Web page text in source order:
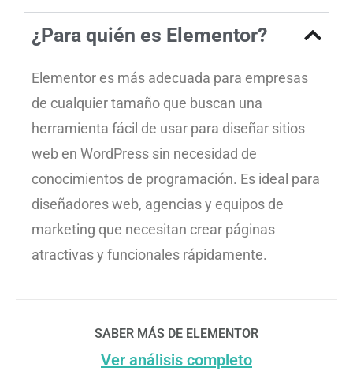
¿Para quién es Elementor?
Elementor es más adecuada para empresas
de cualquier tamaño que buscan una
herramienta fácil de usar para diseñar sitios
web en WordPress sin necesidad de
conocimientos de programación. Es ideal para
diseñadores web, agencias y equipos de
marketing que necesitan crear páginas
atractivas y funcionales rápidamente.
SABER MÁS DE ELEMENTOR
Ver análisis completo